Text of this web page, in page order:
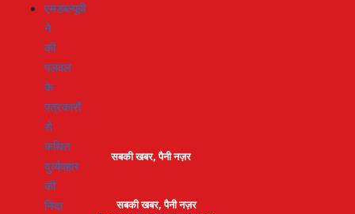
एमडब्ल्यूबी
ने
की
पलवल
के
पत्रकारों
से
कथित
दुर्व्यवहार
की
निंदा
सबकी खबर, पैनी नज़र
सबकी खबर, पैनी नज़र